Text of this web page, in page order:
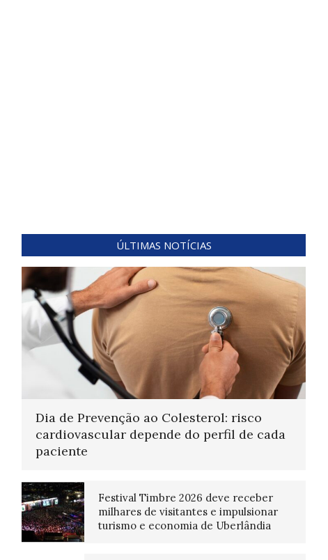
ÚLTIMAS NOTÍCIAS
Dia de Prevenção ao Colesterol: risco
cardiovascular depende do perfil de cada
paciente
Festival Timbre 2026 deve receber
milhares de visitantes e impulsionar
turismo e economia de Uberlândia